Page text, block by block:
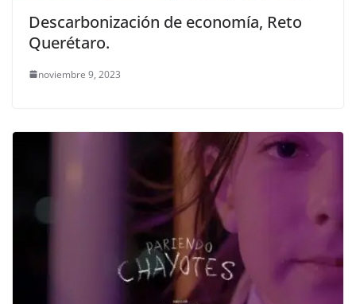
Descarbonización de economía, Reto
Querétaro.
noviembre 9, 2023